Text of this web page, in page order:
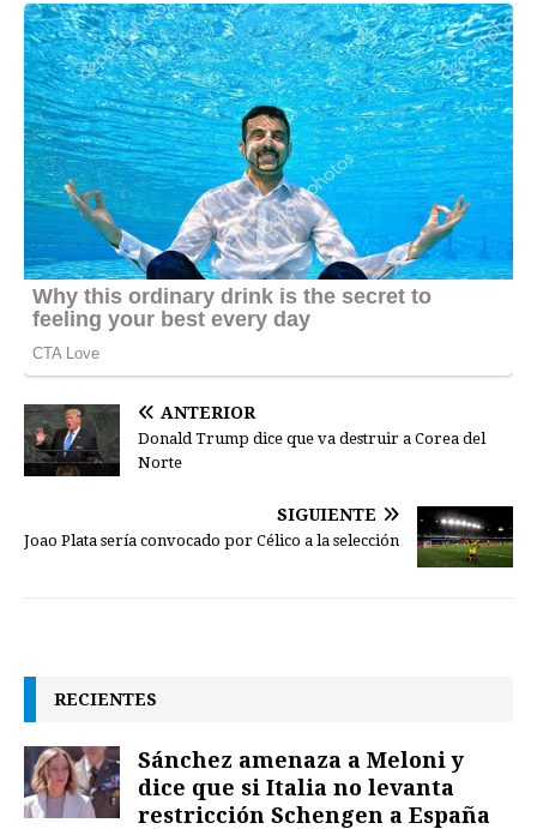
ANTERIOR
Donald Trump dice que va destruir a Corea del
Norte
SIGUIENTE
Joao Plata sería convocado por Célico a la selección
RECIENTES
Sánchez amenaza a Meloni y
dice que si Italia no levanta
restricción Schengen a España